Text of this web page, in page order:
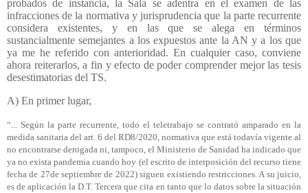
probados de instancia, la Sala se adentra en el examen de las
infracciones de la normativa y jurisprudencia que la parte recurrente
considera existentes, y en las que se alega en términos
sustancialmente semejantes a los expuestos ante la AN y a los que
ya me he referido con anterioridad. En cualquier caso, conviene
ahora reiterarlos, a fin y efecto de poder comprender mejor las tesis
desestimatorias del TS.
A) En primer lugar,
“... Según la parte recurrente, todo el teletrabajo se contrató amparado en la
medida sanitaria del art. 6 del RD8/2020, normativa que está todavía vigente al
no encontrarse derogada ni, tampoco, el Ministerio de Sanidad ha indicado que
ya no exista pandemia cuando hoy (el escrito de interposición del recurso tiene
fecha de 27de septiembre de 2022) siguen existiendo restricciones. A su juicio,
es de aplicación la D.T. Tercera que cita en tanto que lo datos sobre la situación